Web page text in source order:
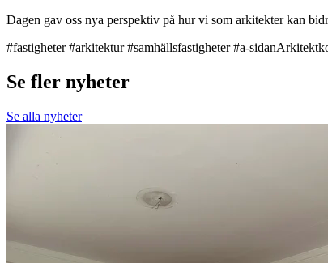
Dagen gav oss nya perspektiv på hur vi som arkitekter kan
#fastigheter #arkitektur #samhällsfastigheter #a-
Se fler nyheter
Se alla nyheter